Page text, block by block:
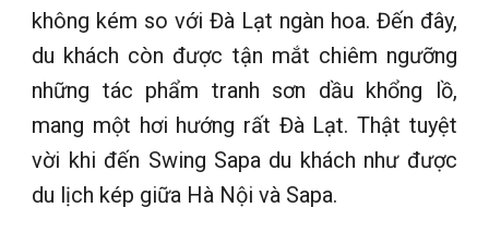
không kém so với Đà Lạt ngàn hoa. Đến đây,
du khách còn được tận mắt chiêm ngưỡng
những tác phẩm tranh sơn dầu khổng lồ,
mang một hơi hướng rất Đà Lạt. Thật tuyệt
vời khi đến Swing Sapa du khách như được
du lịch kép giữa Hà Nội và Sapa.